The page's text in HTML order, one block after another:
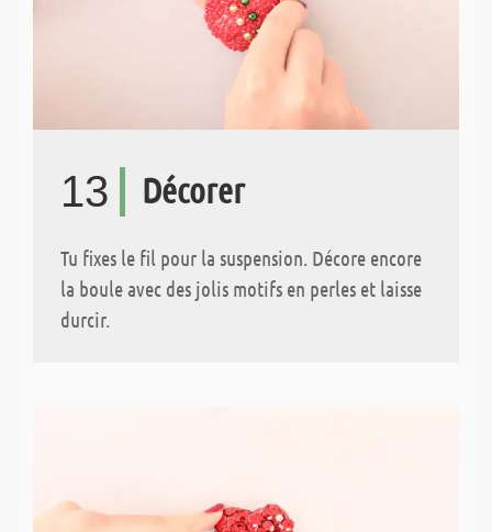
13 Décorer
Tu fixes le fil pour la suspension. Décore encore
la boule avec des jolis motifs en perles et laisse
durcir.